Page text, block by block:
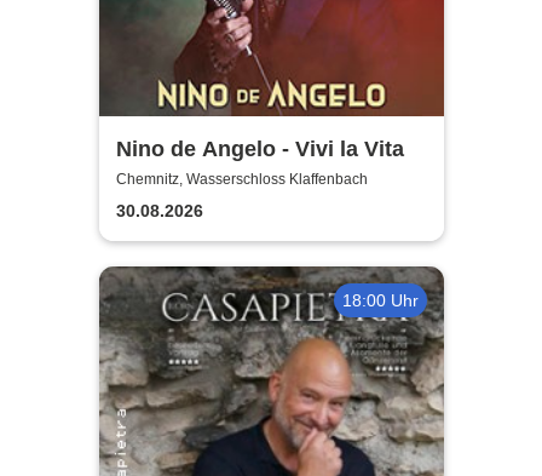
Nino de Angelo - Vivi la Vita
Chemnitz, Wasserschloss Klaffenbach
30.08.2026
18:00 Uhr